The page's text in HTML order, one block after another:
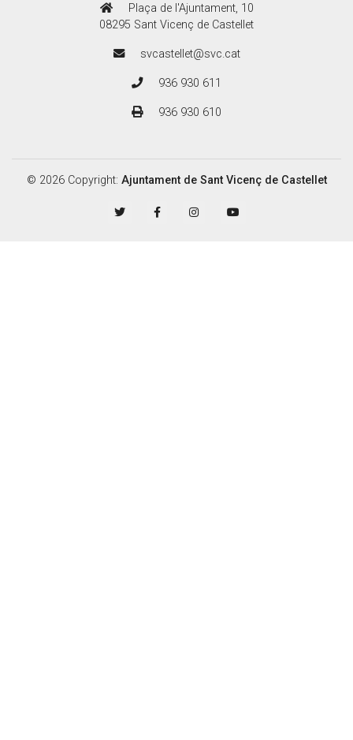
Plaça de l'Ajuntament, 10
08295 Sant Vicenç de Castellet
svcastellet@svc.cat
936 930 611
936 930 610
© 2026 Copyright: Ajuntament de Sant Vicenç de Castellet